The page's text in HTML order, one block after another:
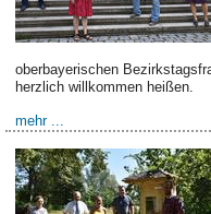
oberbayerischen
herzlich willkommen heißen.
mehr ...